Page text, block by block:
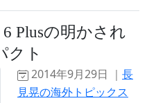
Plusの明かされ
クト
2014年9月29日 ｜ 長
見晃の海外トピックス